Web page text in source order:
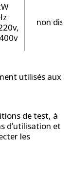
non
utilisés aux
de test, à
d'utilisation et
les